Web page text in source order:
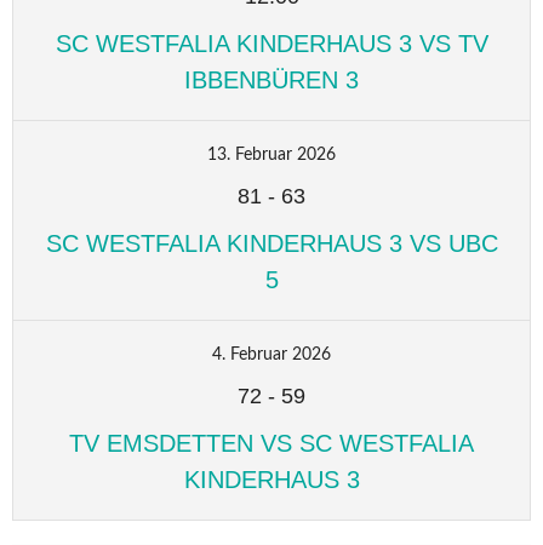
SC WESTFALIA KINDERHAUS 3 VS TV
IBBENBÜREN 3
13. Februar 2026
81 - 63
SC WESTFALIA KINDERHAUS 3 VS UBC
5
4. Februar 2026
72 - 59
TV EMSDETTEN VS SC WESTFALIA
KINDERHAUS 3